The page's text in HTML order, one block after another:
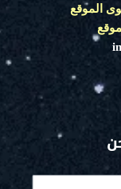
الموقع